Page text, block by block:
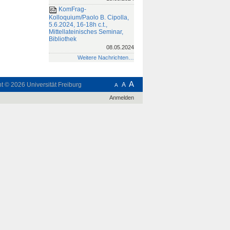
KomFrag-
Kolloquium/Paolo B. Cipolla,
5.6.2024, 16-18h c.t.,
Mittellateinisches Seminar,
Bibliothek
08.05.2024
Weitere Nachrichten…
A A A
© 2026 Universität Freiburg
Anmelden